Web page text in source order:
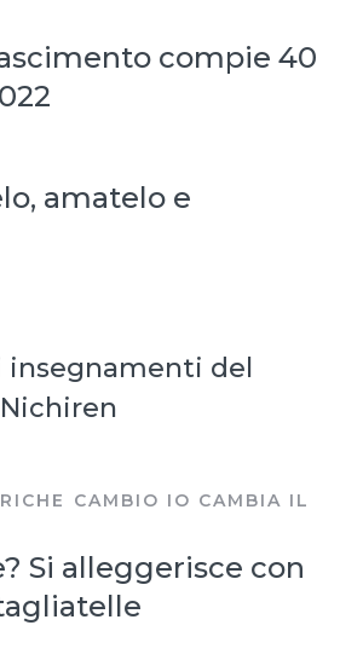
compie 40
amatelo e
insegnamenti del
CAMBIO IO CAMBIA IL
Si alleggerisce con